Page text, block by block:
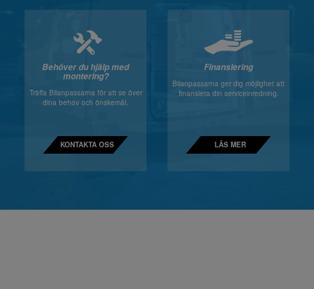
Behöver du hjälp med
montering?
Träffa Bilanpassarna för att se över
dina behov och önskemål.
KONTAKTA OSS
Finansiering
Bilanpassarna ger dig möjlighet att
finansiera din serviceinredning.
LÄS MER